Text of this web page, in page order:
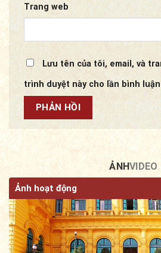
Trang web
Lưu tên của tôi, email, và
trình duyệt này cho lần bình
ẢNHVIDEO
Ảnh hoạt động